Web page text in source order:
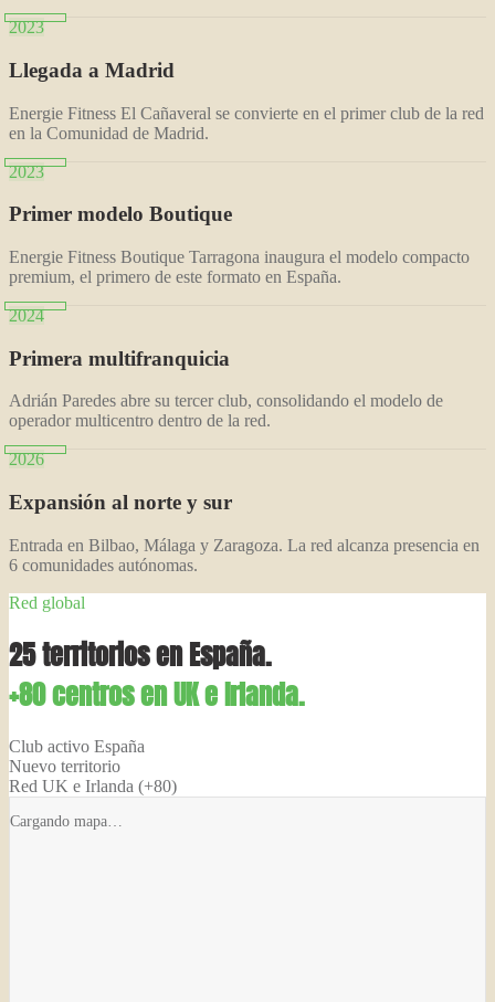
2023
Llegada a Madrid
Energie Fitness El Cañaveral se convierte en el primer club de la red
en la Comunidad de Madrid.
2023
Primer modelo Boutique
Energie Fitness Boutique Tarragona inaugura el modelo compacto
premium, el primero de este formato en España.
2024
Primera multifranquicia
Adrián Paredes abre su tercer club, consolidando el modelo de
operador multicentro dentro de la red.
2026
Expansión al norte y sur
Entrada en Bilbao, Málaga y Zaragoza. La red alcanza presencia en
6 comunidades autónomas.
Red global
25 territorios en España.
+80 centros en UK e Irlanda.
Club activo España
Nuevo territorio
Red UK e Irlanda (+80)
Cargando mapa…